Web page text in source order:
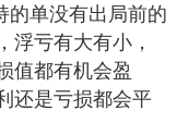
单没有出局前的
浮亏有大有小，
值都有机会盈
还是亏损都会平